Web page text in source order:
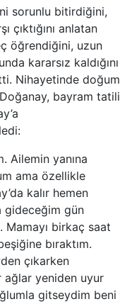
sorunlu bitirdiğini,
çıktığını anlatan
öğrendiğini, uzun
kararsız kaldığını
Nihayetinde doğum
bayram tatili
Ailemin yanına
ama özellikle
kalır hemen
gideceğim gün
birkaç saat
bıraktım.
çıkarken
ağlar yeniden uyur
gitseydim beni